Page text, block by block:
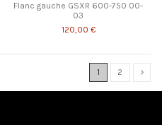
Flanc gauche GSXR 600-750 00-
03
120,00 €
1 2